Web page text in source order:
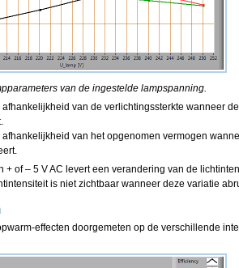
van de ingestelde lampspanning.
afhankelijkheid van de verlichtingssterkte wanneer
afhankelijkheid van het opgenomen vermogen
+ of – 5 V AC levert een verandering van de
is niet zichtbaar wanneer deze variatie
effecten doorgemeten op de verschillende